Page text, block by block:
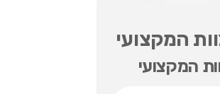
המקצועי
המקצועי